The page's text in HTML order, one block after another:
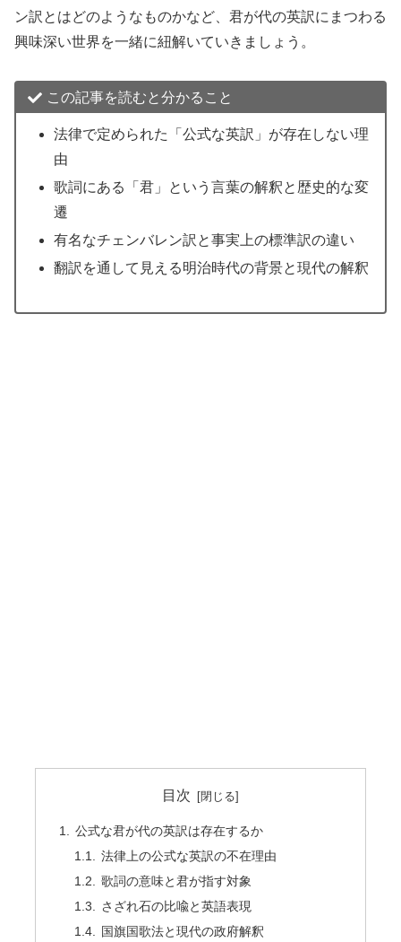
ン訳とはどのようなものかなど、君が代の英訳にまつわる
興味深い世界を一緒に紐解いていきましょう。
この記事を読むと分かること
法律で定められた「公式な英訳」が存在しない理
由
歌詞にある「君」という言葉の解釈と歴史的な変
遷
有名なチェンバレン訳と事実上の標準訳の違い
翻訳を通して見える明治時代の背景と現代の解釈
目次
公式な君が代の英訳は存在するか
法律上の公式な英訳の不在理由
歌詞の意味と君が指す対象
さざれ石の比喩と英語表現
国旗国歌法と現代の政府解釈